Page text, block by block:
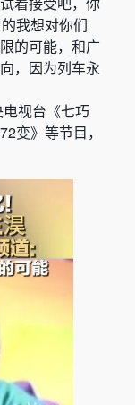
我想对你们
的可能，和广
，因为列车永
视台《七巧
变》等节目，